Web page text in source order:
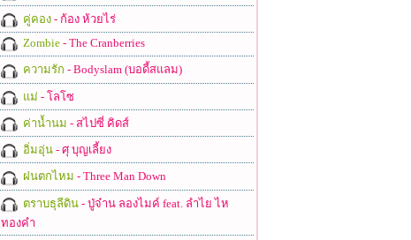
คู่คอง- ก้อง ห้วยไร่
Zombie- The Cranberries
ความรัก - Bodyslam (บอดี้สแลม)
แม่ - โลโซ
ค่าน้ำนม - สไปซี่ คิดส์
อิ่มอุ่น- ศุ บุญเลี้ยง
ฝนตกไหม - Three Man Down
ตราบธุลีดิน- ปู่จ๋าน ลองไมค์ feat. ลำไย ไห
ทองคำ